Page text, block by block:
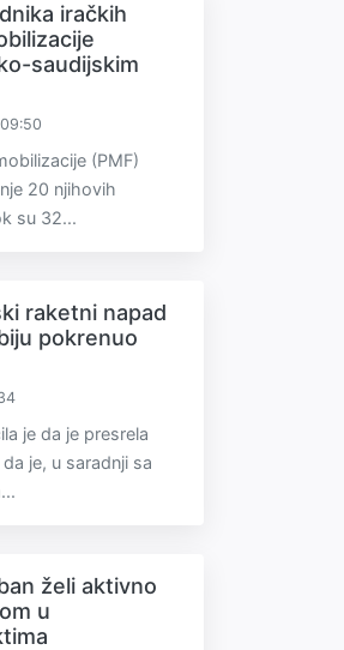
iračkih
saudijskim
(PMF)
20 njihovih
su 32...
raketni napad
pokrenuo
je da je presrela
je, u saradnji sa
želi aktivno
u